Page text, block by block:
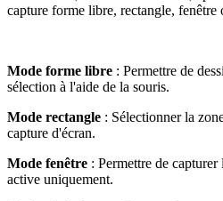
capture forme libre, rectangle, fenêtre
Mode forme libre : Permettre de
sélection à l'aide de la souris.
Mode rectangle : Sélectionner la
capture d'écran.
Mode fenêtre : Permettre de
active uniquement.